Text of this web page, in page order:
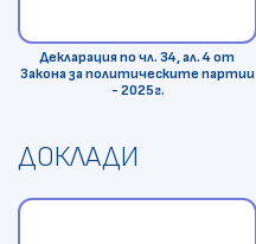
Декларация по чл. 34, ал. 4 от
Закона за политическите партии
- 2025г.
ДОКЛАДИ